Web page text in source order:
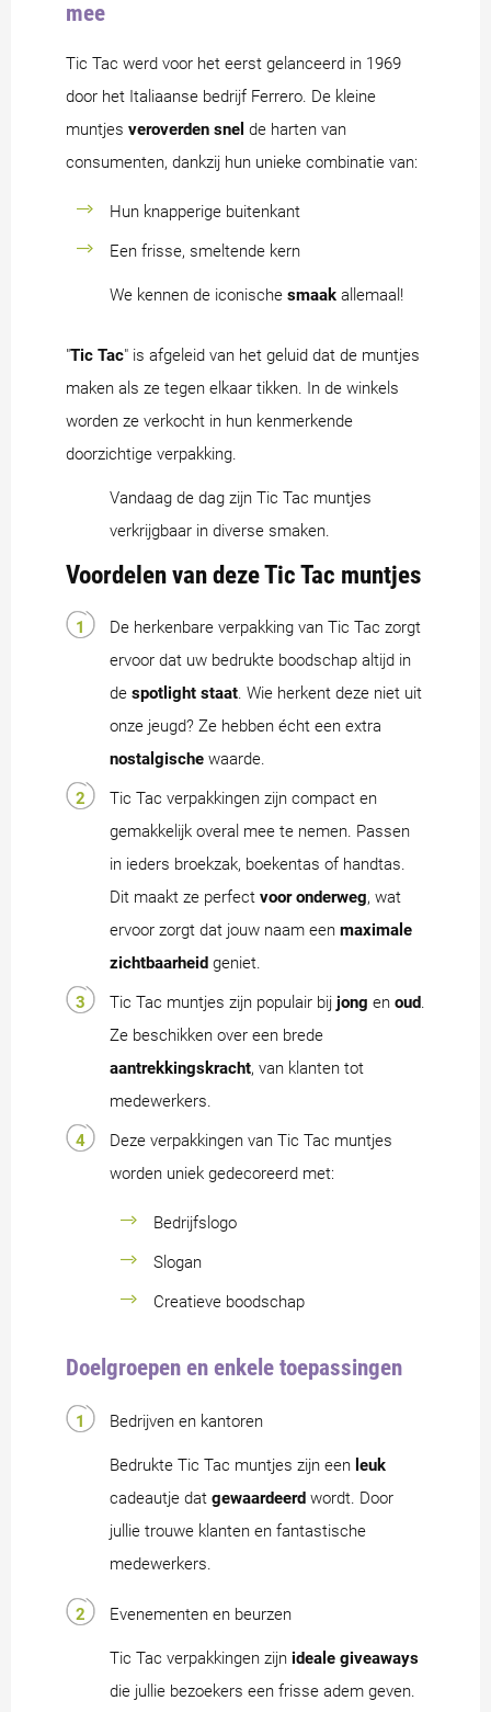
mee
Tic Tac werd voor het eerst gelanceerd in 1969
door het Italiaanse bedrijf Ferrero. De kleine
muntjes veroverden snel de harten van
consumenten, dankzij hun unieke combinatie van:
Hun knapperige buitenkant
Een frisse, smeltende kern
We kennen de iconische smaak allemaal!
"Tic Tac" is afgeleid van het geluid dat de muntjes
maken als ze tegen elkaar tikken. In de winkels
worden ze verkocht in hun kenmerkende
doorzichtige verpakking.
Vandaag de dag zijn Tic Tac muntjes
verkrijgbaar in diverse smaken.
Voordelen van deze Tic Tac muntjes
De herkenbare verpakking van Tic Tac zorgt
ervoor dat uw bedrukte boodschap altijd in
de spotlight staat. Wie herkent deze niet uit
onze jeugd? Ze hebben écht een extra
nostalgische waarde.
Tic Tac verpakkingen zijn compact en
gemakkelijk overal mee te nemen. Passen
in ieders broekzak, boekentas of handtas.
Dit maakt ze perfect voor onderweg, wat
ervoor zorgt dat jouw naam een maximale
zichtbaarheid geniet.
Tic Tac muntjes zijn populair bij jong en oud.
Ze beschikken over een brede
aantrekkingskracht, van klanten tot
medewerkers.
Deze verpakkingen van Tic Tac muntjes
worden uniek gedecoreerd met:
Bedrijfslogo
Slogan
Creatieve boodschap
Doelgroepen en enkele toepassingen
Bedrijven en kantoren
Bedrukte Tic Tac muntjes zijn een leuk
cadeautje dat gewaardeerd wordt. Door
jullie trouwe klanten en fantastische
medewerkers.
Evenementen en beurzen
Tic Tac verpakkingen zijn ideale giveaways
die jullie bezoekers een frisse adem geven.